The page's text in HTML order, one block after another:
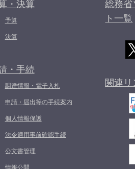
・決算
予算
決算
・手続
調達情報・電子入札
申請・届出等の手続案内
個人情報保護
法令適用事前確認手続
公文書管理
情報公開
総務省
ト一覧
関連リ